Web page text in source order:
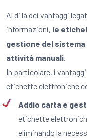
Al di là dei vantaggi
informazioni, le
gestione del sistema
attività manuali
In particolare, i
etichette elettroniche
Addio carta e
etichette
eliminando la